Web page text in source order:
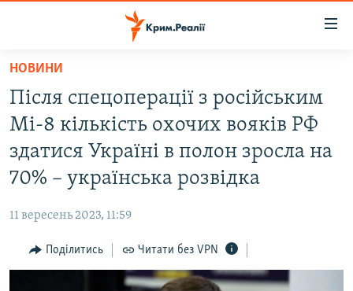
Перейти
основного
матеріалу
до
основної
Перейти
пошуку
ВІДЕО ТА ФОТО
ПОЛІТИКА
ПОГЛЯД
ІНТЕРВ'Ю
НОВИНИ
Після спецоперації з російським
Мі-8 кількість охочих вояків РФ
здатися Україні в полон зросла на
70% – українська розвідка
11 вересень 2023, 11:59
Поділитись Читати без VPN